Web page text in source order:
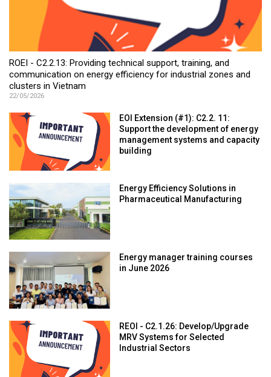
ROEI - C2.2.13: Providing technical support, training, and
communication on energy efficiency for industrial zones and
clusters in Vietnam
22/05/2026
EOI Extension (#1): C2.2. 11:
Support the development of energy
management systems and capacity
building
Energy Efficiency Solutions in
Pharmaceutical Manufacturing
Energy manager training courses
in June 2026
REOI - C2.1.26: Develop/Upgrade
MRV Systems for Selected
Industrial Sectors